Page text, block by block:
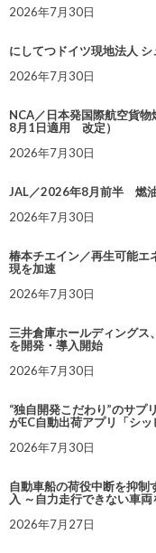
2026年7月30日
にしてつドイツ現地法人
2026年7月30日
NCA／日本発国際航空貨
8月1日適用 改定）
2026年7月30日
JAL／2026年8月前半 燃
2026年7月30日
椿本チエイン／再生可能エ
現を加速
2026年7月30日
三井倉庫ホールディングス
を開発・導入開始
2026年7月30日
“独自開発こだわり”のサプ
がEC自動出荷アプリ「シ
2026年7月30日
自動車船の荷役中断を抑制
入 ～自力走行できない車
2026年7月27日